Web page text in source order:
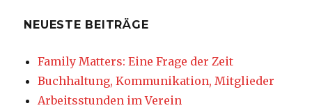
NEUESTE BEITRÄGE
Family Matters: Eine Frage der Zeit
Buchhaltung, Kommunikation, Mitglieder
Arbeitsstunden im Verein